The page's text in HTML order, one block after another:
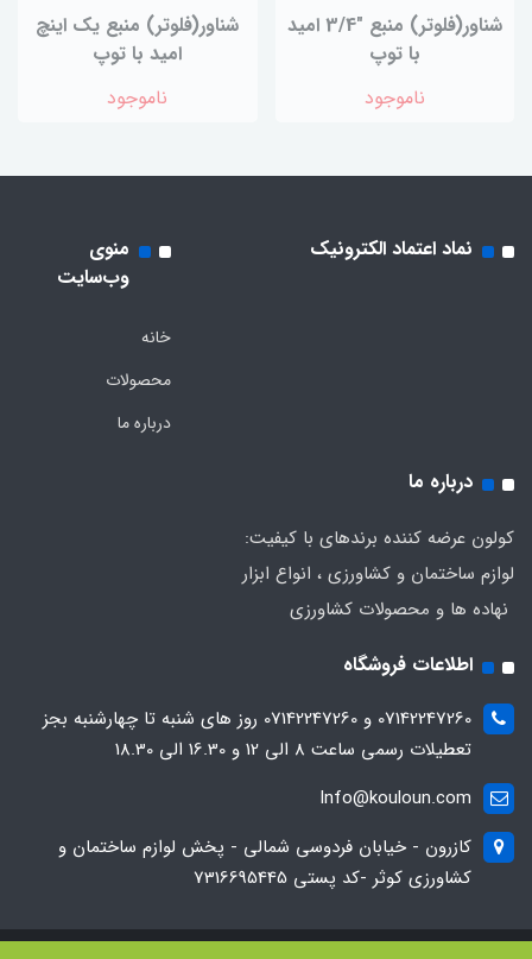
شناور(فلوتر) منبع "3/4 امید
با توپ
ناموجود
شناور(فلوتر) منبع یک اینچ
امید با توپ
ناموجود
نماد اعتماد الکترونیک
منوی
وب‌سایت
خانه
محصولات
درباره ما
درباره ما
کولون عرضه کننده برندهای با کیفیت:
لوازم ساختمان و کشاورزی ، انواع ابزار
نهاده ها و محصولات کشاورزی
اطلاعات فروشگاه
07142247260 و 07142247260 روز های شنبه تا چهارشنبه بجز
تعطیلات رسمی ساعت 8 الی 12 و 16.30 الی 18.30
Info@kouloun.com
کازرون - خیابان فردوسی شمالی - پخش لوازم ساختمان و
کشاورزی کوثر -کد پستی 7316695445